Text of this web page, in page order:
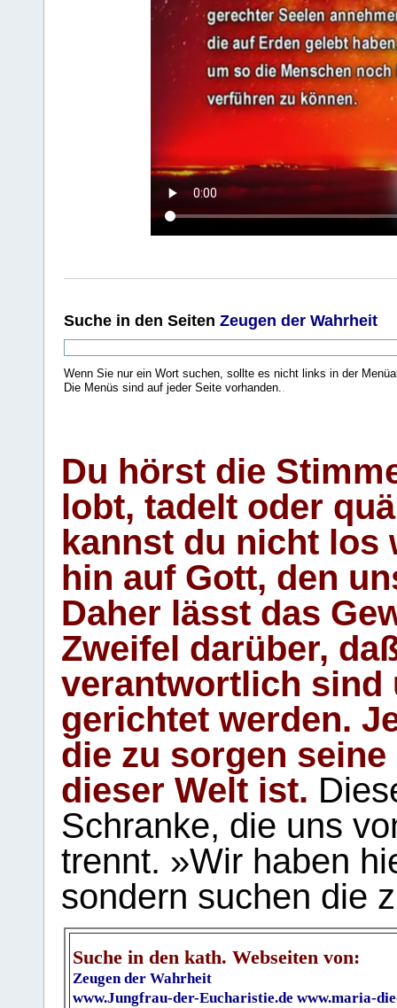
Suche in den Seiten Zeugen der Wahrheit
Wenn Sie nur ein Wort suchen, sollte es nicht links in der
Die Menüs sind auf jeder Seite vorhanden..
Du hörst die
lobt, tadelt oder
kannst du nicht los
hin auf Gott, den
Daher lässt das
Zweifel darüber,
verantwortlich sind
gerichtet werden.
die zu sorgen
dieser Welt ist.
Schranke, die uns
trennt. »Wir haben
sondern suchen die
Suche in den kath. Webseiten von:
Zeugen der Wahrheit
www.Jungfrau-der-Eucharistie.de www.maria-